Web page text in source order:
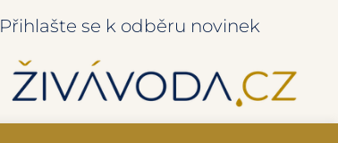
Přihlašte se k odběru novinek